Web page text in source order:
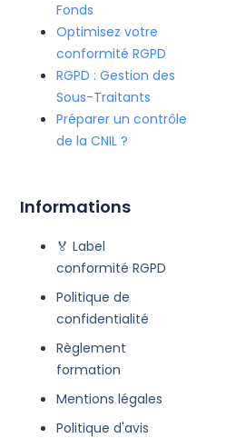
Fonds
Optimisez votre
conformité RGPD
RGPD : Gestion des
Sous-Traitants
Préparer un contrôle
de la CNIL ?
Informations
🏅 Label
conformité RGPD
Politique de
confidentialité
Règlement
formation
Mentions légales
Politique d'avis